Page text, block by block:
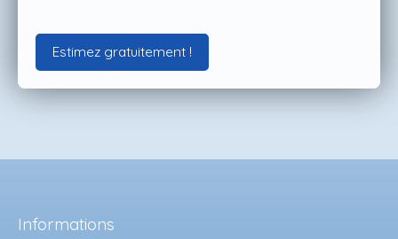
Estimez gratuitement !
Informations